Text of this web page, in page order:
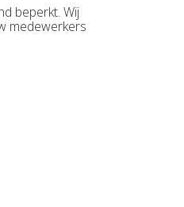
beperkt. Wij
medewerkers